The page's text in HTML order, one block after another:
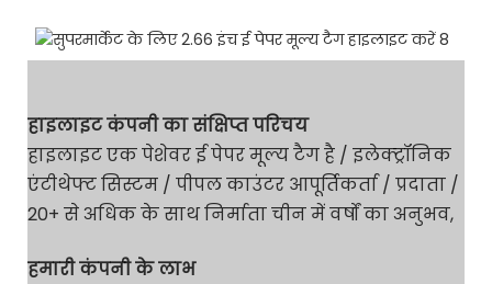
हाइलाइट कंपनी का संक्षिप्त परिचय
हाइलाइट एक पेशेवर ई पेपर मूल्य टैग है / इलेक्ट्रॉनिक
एंटीथेफ्ट सिस्टम / पीपल काउंटर आपूर्तिकर्ता / प्रदाता /
20+ से अधिक के साथ निर्माता चीन में वर्षों का अनुभव,
हमारी कंपनी के लाभ